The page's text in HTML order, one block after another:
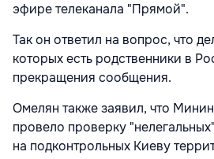
эфире телеканала "Прямой".
Так он ответил на вопрос, что
которых есть родственники в
прекращения сообщения.
Омелян также заявил, что
провело проверку
на подконтрольных Киеву